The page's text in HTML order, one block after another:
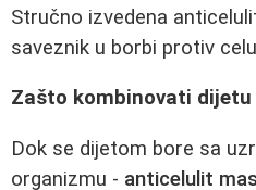
Stručno izvedena
saveznik u borbi protiv
Zašto kombinovati
Dok se dijetom bore sa
organizmu - anticelulit